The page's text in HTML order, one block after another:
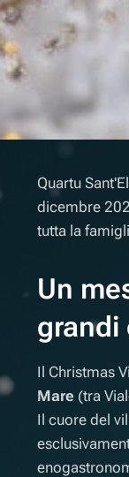
Quartu
dicembre
tutta la
Un
grandi
Il Christmas
Mare (tra
Il cuore del